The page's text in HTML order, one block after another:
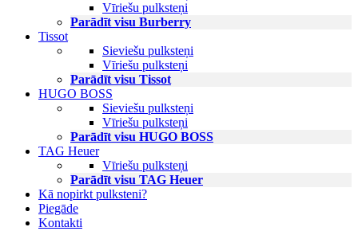
Vīriešu pulksteņi
Parādīt visu Burberry
Tissot
Sieviešu pulksteņi
Vīriešu pulksteņi
Parādīt visu Tissot
HUGO BOSS
Sieviešu pulksteņi
Vīriešu pulksteņi
Parādīt visu HUGO BOSS
TAG Heuer
Vīriešu pulksteņi
Parādīt visu TAG Heuer
Kā nopirkt pulksteni?
Piegāde
Kontakti